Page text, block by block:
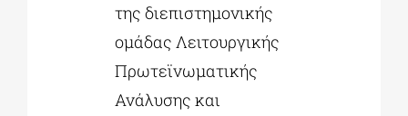
της διεπιστημονικής
ομάδας Λειτουργικής
Πρωτεϊνωματικής
Ανάλυσης και